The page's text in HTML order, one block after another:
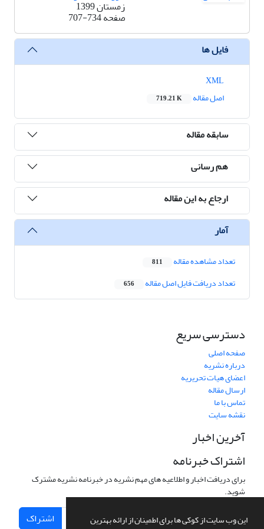
این وب سایت از کوکی ها برای اطمینان از ارائه بهترین
زمستان 1399
صفحه707-734
فایل ها
اصل مقاله
719.21 K
سابقه مقاله
هم رسانی
ارجاع به این مقاله
آمار
تعداد مشاهده مقاله 811
تعداد دریافت فایل اصل مقاله 656
دسترسی سریع
صفحه اصلی
درباره نشریه
اعضای هیات تحریریه
ارسال مقاله
تماس با ما
نقشه سایت
آخرین اخبار
اشتراک خبرنامه
برای دریافت اخبار و اطلاعیه های مهم نشریه در خبرنامه نشریه مشترک
شوید.
اشتراک